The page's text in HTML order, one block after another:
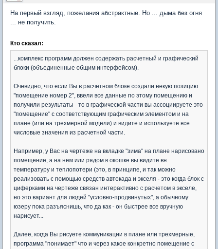
На первый взгляд, пожелания абстрактные. Но ... дыма без огня
... не получить.
Кто сказал:
...комплекс программ должен содержать расчетный и графический
блоки (объединенные общим интерфейсом).
Очевидно, что если Вы в расчетном блоке создали некую позицию
"помещение номер 2", ввели все данные по этому помещению и
получили результаты - то в графической части вы ассоциируете это
"помещение" с соответствующим графическим элементом и на
плане (или на трехмерной модели) и видите и используете все
числовые значения из расчетной части.
Например, у Вас на чертеже на вкладке "зима" на плане нарисовано
помещение, а на нем или рядом в окошке вы видите вн.
температуру и теплопотери (это, в принципе, и так можно
реализовать с помощью средств автокада и экселя - это когда блок с
циферками на чертеже связан интерактивно с расчетом в экселе,
но это вариант для людей "условно-продвинутых", а обычному
юзеру пока разъяснишь, что да как - он быстрее все вручную
нарисует...
Далее, когда Вы рисуете коммуникации в плане или трехмерные,
программа "понимает" что и через какое конкретно помещение с